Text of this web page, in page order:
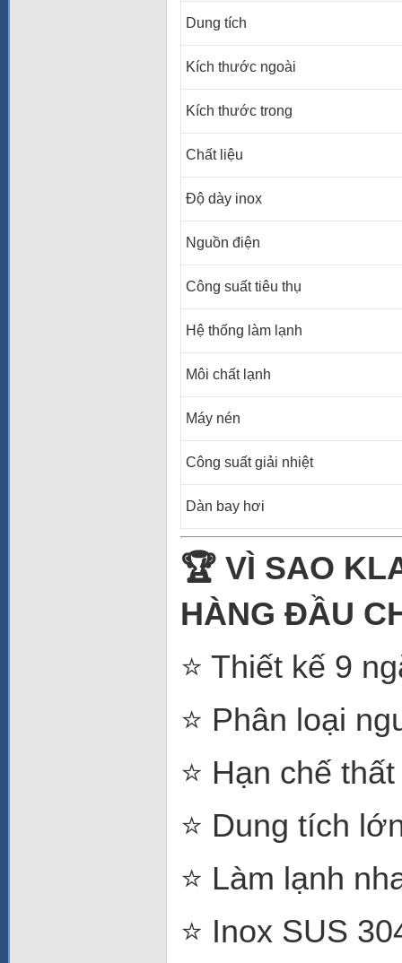
Dung tích
Kích thước ngoài
Kích thước trong
Chất liệu
Độ dày inox
Nguồn điện
Công suất tiêu thụ
Hệ thống làm lạnh
Môi chất lạnh
Máy nén
Công suất giải nhiệt
Dàn bay hơi
🏆 VÌ SAO
HÀNG ĐẦU
⭐ Thiết kế 9
⭐ Phân loại
⭐ Hạn chế
⭐ Dung tích
⭐ Làm lạnh
⭐ Inox SUS